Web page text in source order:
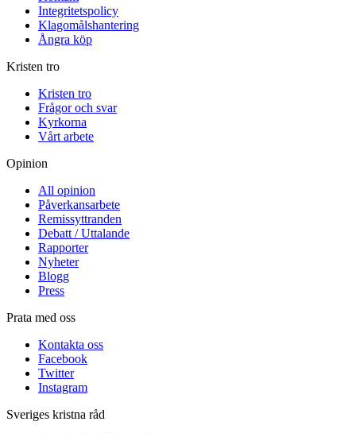
Integritetspolicy
Klagomålshantering
Ångra köp
Kristen tro
Kristen tro
Frågor och svar
Kyrkorna
Vårt arbete
Opinion
All opinion
Påverkansarbete
Remissyttranden
Debatt / Uttalande
Rapporter
Nyheter
Blogg
Press
Prata med oss
Kontakta oss
Facebook
Twitter
Instagram
Sveriges kristna råd